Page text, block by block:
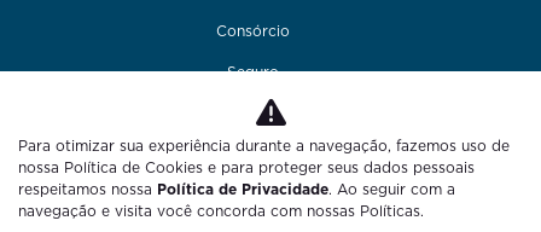
Consórcio
Seguro
Financiamento
Funilaria e pintura
Fale conosco
Para otimizar sua experiência durante a navegação, fazemos uso de
nossa Política de Cookies e para proteger seus dados pessoais
respeitamos nossa Política de Privacidade. Ao seguir com a
navegação e visita você concorda com nossas Políticas.